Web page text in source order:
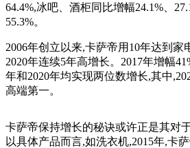
64.4%,冰吧、酒柜同比增幅24.1%、
55.3%。
2006年创立以来,卡萨帝用10年达到家
2020年连续5年高增长。2017年增幅
年和2020年均实现两位数增长,其中
高端第一。
卡萨帝保持增长的秘诀或许正是其对
以具体产品而言,如洗衣机,2015年,卡